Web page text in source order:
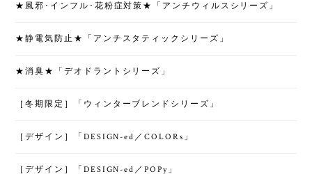
★風邪･インフル･花粉症対策★「アンチウィルスシリーズ」
★静電気防止★「アンチスタティックシリーズ」
★消臭★「デオドラントシリーズ」
［冬期限定］「ウィンターブレンドシリーズ」
［デザイン］「DESIGN-ed／COLORs」
［デザイン］「DESIGN-ed／POPy」